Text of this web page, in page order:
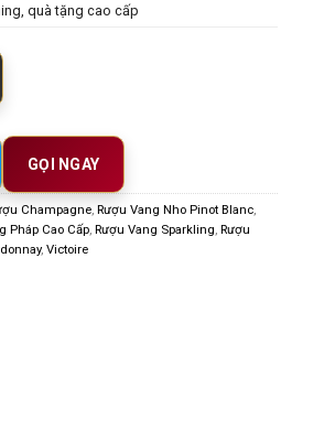
quà tặng cao cấp
Pháp Cao Cấp Sang Trọng Và Tinh Tế số
GỌI NGAY
Champagne, Rượu Vang Nho Pinot Blanc,
Pháp Cao Cấp, Rượu Vang Sparkling Rượu
, Victoire